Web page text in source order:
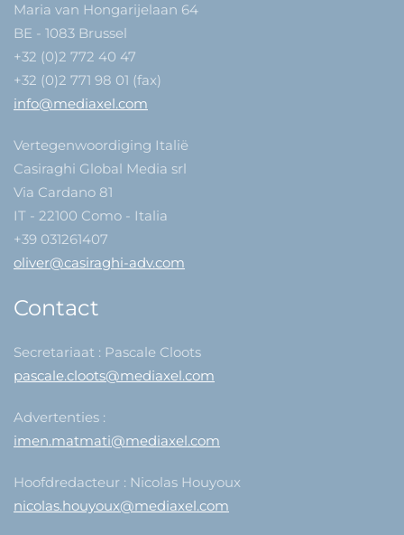
Maria van Hongarijelaan 64
BE - 1083 Brussel
+32 (0)2 772 40 47
+32 (0)2 771 98 01 (fax)
info@mediaxel.com
Vertegenwoordiging Italië
Casiraghi Global Media srl
Via Cardano 81
IT - 22100 Como - Italia
+39 031261407
oliver@casiraghi-adv.com
Contact
Secretariaat : Pascale Cloots
pascale.cloots@mediaxel.com
Advertenties :
imen.matmati@mediaxel.com
Hoofdredacteur : Nicolas Houyoux
nicolas.houyoux@mediaxel.com